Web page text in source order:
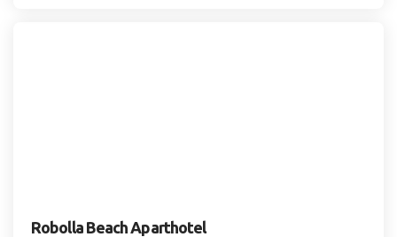
Robolla Beach Aparthotel